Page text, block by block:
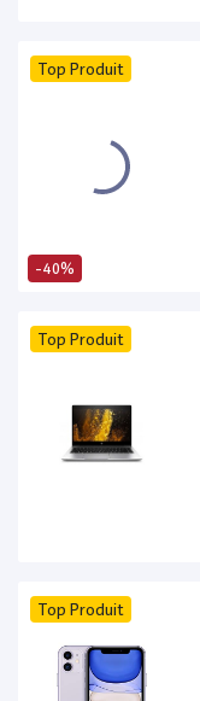
-40%
Top Produit
Top Produit
Top Produit